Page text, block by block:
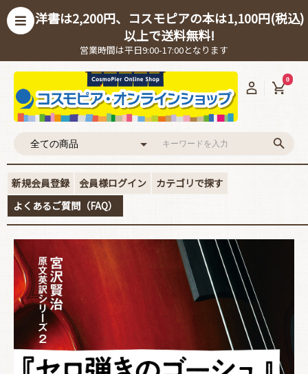
洋書は2,200円、コスモピアの本は1,100円(税込)
以上で送料無料!
営業時間は平日9:00-17:00となります
0
新規会員登録 会員様ログイン
カテゴリで探す
よくあるご質問（FAQ）